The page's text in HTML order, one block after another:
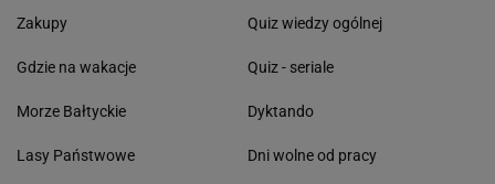
Zakupy
Gdzie na wakacje
Morze Bałtyckie
Lasy Państwowe
Quiz wiedzy ogólnej
Quiz - seriale
Dyktando
Dni wolne od pracy